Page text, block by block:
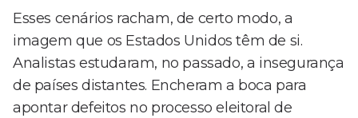
Esses cenários racham, de certo modo, a
imagem que os Estados Unidos têm de si.
Analistas estudaram, no passado, a insegurança
de países distantes. Encheram a boca para
apontar defeitos no processo eleitoral de